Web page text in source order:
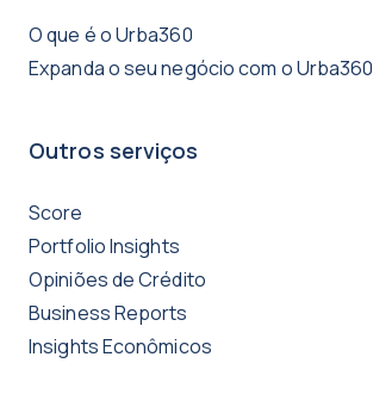
O que é o Urba360
Expanda o seu negócio com o Urba360
Outros serviços
Score
Portfolio Insights
Opiniões de Crédito
Business Reports
Insights Econômicos